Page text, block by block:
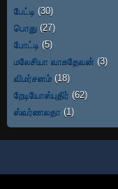
பேட்டி (30)
பொது (27)
போட்டி (5)
மலேசியா வாசுதேவன் (3)
விமர்சனம் (18)
றேடியோஸ்புதிர் (62)
ஸ்வர்ணலதா (1)